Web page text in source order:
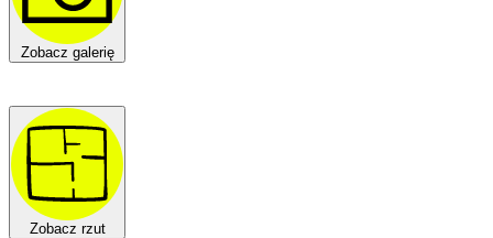
Zobacz galerię
Zobacz rzut